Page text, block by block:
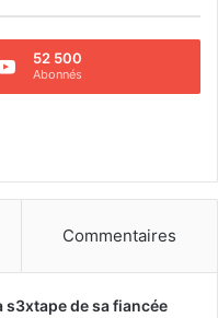
52 500
Abonnés
Commentaires
s3xtape de sa fiancée